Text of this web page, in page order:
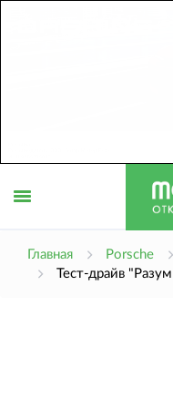
Главная Porsche
Тест-драйв